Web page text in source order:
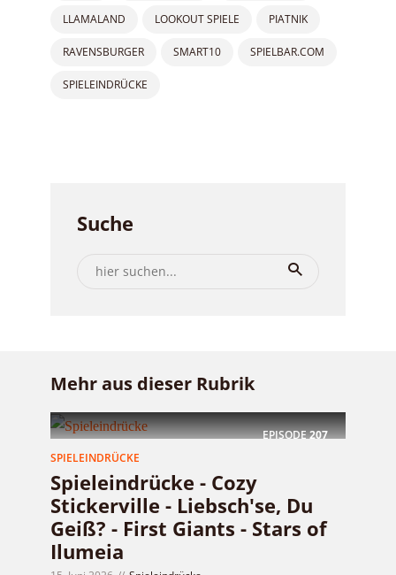
LLAMALAND LOOKOUT SPIELE PIATNIK
RAVENSBURGER SMART10 SPIELBAR.COM
SPIELEINDRÜCKE
Suche
Mehr aus dieser Rubrik
EPISODE207
SPIELEINDRÜCKE
Spieleindrücke - Cozy
Stickerville - Liebsch'se, Du
Geiß? - First Giants - Stars of
Ilumeia